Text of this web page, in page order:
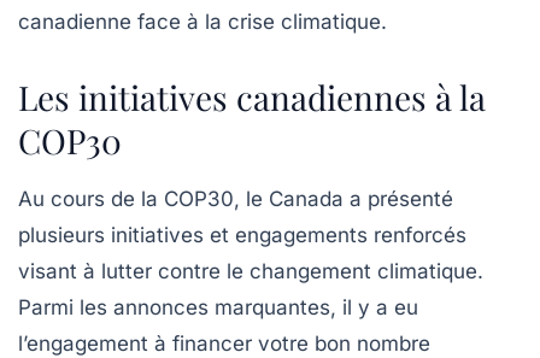
canadienne face à la crise climatique.
Les initiatives canadiennes à la
COP30
Au cours de la COP30, le Canada a présenté
plusieurs initiatives et engagements renforcés
visant à lutter contre le changement climatique.
Parmi les annonces marquantes, il y a eu
l’engagement à financer votre bon nombre